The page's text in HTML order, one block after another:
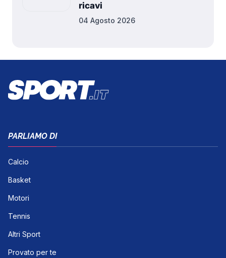
ricavi
04 Agosto 2026
PARLIAMO DI
Calcio
Basket
Motori
Tennis
Altri Sport
Provato per te